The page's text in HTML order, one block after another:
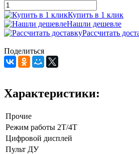
Купить в 1 клик
Нашли дешевле
Рассчитать
Поделиться
Характеристики:
Прочие
Режим работы 2Т/4Т
Цифровой дисплей
Пульт ДУ